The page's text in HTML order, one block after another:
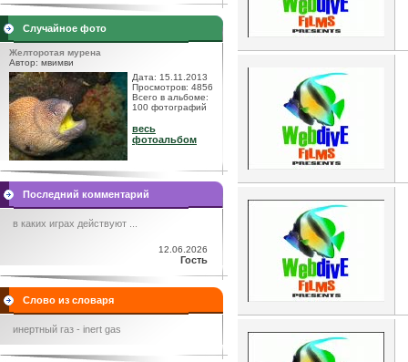
Случайное фото
Желторотая мурена
Автор: мвимви
Дата: 15.11.2013
Просмотров: 4856
Всего в альбоме:
100 фотографий
весь
фотоальбом
Последний комментарий
в каких играх действуют ...
12.06.2026
Гость
Слово из словаря
инертный газ - inert gas